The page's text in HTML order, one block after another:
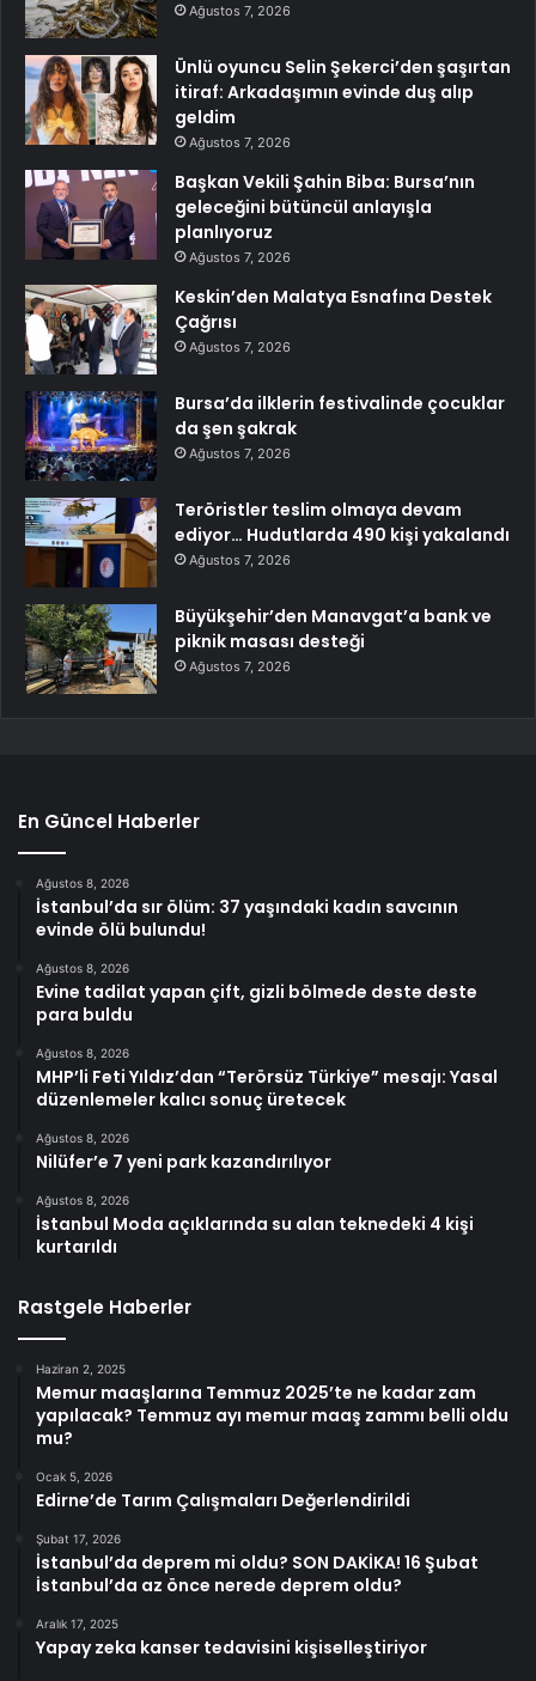
Ağustos 7, 2026
Ünlü oyuncu Selin Şekerci’den şaşırtan
itiraf: Arkadaşımın evinde duş alıp
geldim
Ağustos 7, 2026
Başkan Vekili Şahin Biba: Bursa’nın
geleceğini bütüncül anlayışla
planlıyoruz
Ağustos 7, 2026
Keskin’den Malatya Esnafına Destek
Çağrısı
Ağustos 7, 2026
Bursa’da ilklerin festivalinde çocuklar
da şen şakrak
Ağustos 7, 2026
Teröristler teslim olmaya devam
ediyor… Hudutlarda 490 kişi yakalandı
Ağustos 7, 2026
Büyükşehir’den Manavgat’a bank ve
piknik masası desteği
Ağustos 7, 2026
En Güncel Haberler
Ağustos 8, 2026
İstanbul’da sır ölüm: 37 yaşındaki kadın savcının
evinde ölü bulundu!
Ağustos 8, 2026
Evine tadilat yapan çift, gizli bölmede deste deste
para buldu
Ağustos 8, 2026
MHP’li Feti Yıldız’dan “Terörsüz Türkiye” mesajı: Yasal
düzenlemeler kalıcı sonuç üretecek
Ağustos 8, 2026
Nilüfer’e 7 yeni park kazandırılıyor
Ağustos 8, 2026
İstanbul Moda açıklarında su alan teknedeki 4 kişi
kurtarıldı
Rastgele Haberler
Haziran 2, 2025
Memur maaşlarına Temmuz 2025’te ne kadar zam
yapılacak? Temmuz ayı memur maaş zammı belli oldu
mu?
Ocak 5, 2026
Edirne’de Tarım Çalışmaları Değerlendirildi
Şubat 17, 2026
İstanbul’da deprem mi oldu? SON DAKİKA! 16 Şubat
İstanbul’da az önce nerede deprem oldu?
Aralık 17, 2025
Yapay zeka kanser tedavisini kişiselleştiriyor